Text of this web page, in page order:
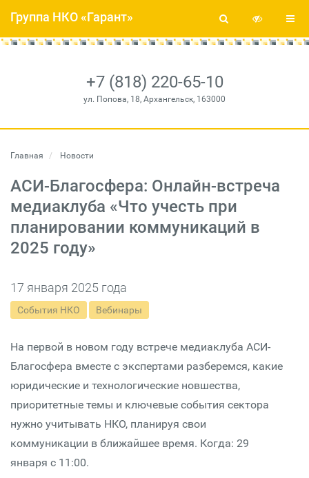
+7 (818) 220-65-10
ул. Попова, 18, Архангельск, 163000
Группа НКО «Гарант»
Главная Новости
АСИ-Благосфера: Онлайн-встреча
медиаклуба «Что учесть при
планировании коммуникаций в
2025 году»
17 января 2025 года
События НКО Вебинары
На первой в новом году встрече медиаклуба АСИ-
Благосфера вместе с экспертами разберемся, какие
юридические и технологические новшества,
приоритетные темы и ключевые события сектора
нужно учитывать НКО, планируя свои
коммуникации в ближайшее время. Когда: 29
января с 11:00.